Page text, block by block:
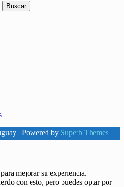
| Powered by Superb Themes
mejorar su experiencia.
con esto, pero puedes optar por